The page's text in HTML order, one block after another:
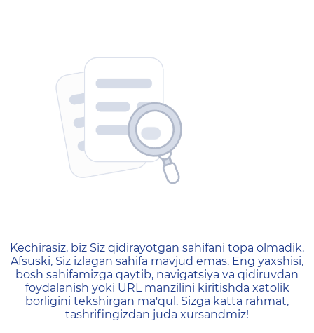
404 — Страница не
Kechirasiz, biz Siz qidirayotgan sahifani topa olmadik.
Afsuski, Siz izlagan sahifa mavjud emas. Eng yaxshisi,
bosh sahifamizga qaytib, navigatsiya va qidiruvdan
foydalanish yoki URL manzilini kiritishda xatolik
borligini tekshirgan ma'qul. Sizga katta rahmat,
tashrifingizdan juda xursandmiz!